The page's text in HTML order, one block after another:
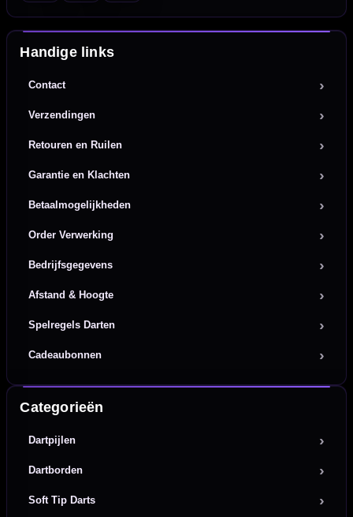
Handige links
Contact
Verzendingen
Retouren en Ruilen
Garantie en Klachten
Betaalmogelijkheden
Order Verwerking
Bedrijfsgegevens
Afstand & Hoogte
Spelregels Darten
Cadeaubonnen
Categorieën
Dartpijlen
Dartborden
Soft Tip Darts